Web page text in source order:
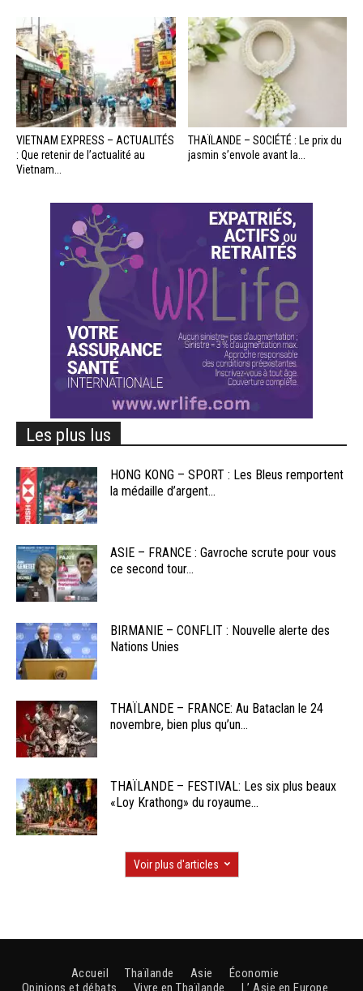
VIETNAM EXPRESS – ACTUALITÉS
: Que retenir de l’actualité au
Vietnam...
THAÏLANDE – SOCIÉTÉ : Le prix du
jasmin s’envole avant la...
Les plus lus
HONG KONG – SPORT : Les Bleus remportent
la médaille d’argent...
ASIE – FRANCE : Gavroche scrute pour vous
ce second tour...
BIRMANIE – CONFLIT : Nouvelle alerte des
Nations Unies
THAÏLANDE – FRANCE: Au Bataclan le 24
novembre, bien plus qu’un...
THAÏLANDE – FESTIVAL: Les six plus beaux
«Loy Krathong» du royaume...
Voir plus d'articles
Accueil Thaïlande Asie
Économie
Opinions et débats
Vivre en Thaïlande L’ Asie en Europe